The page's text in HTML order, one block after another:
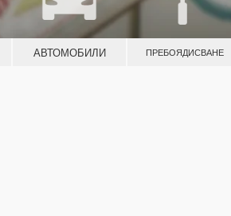
АВТОМОБИЛИ ПРЕБОЯДИСВАНЕ